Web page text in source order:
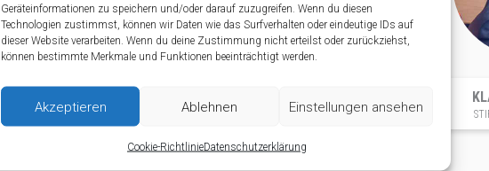
Geräteinformationen zu speichern und/oder darauf zuzugreifen. Wenn du diesen
Technologien zustimmst, können wir Daten wie das Surfverhalten oder eindeutige IDs auf
dieser Website verarbeiten. Wenn du deine Zustimmung nicht erteilst oder zurückziehst,
können bestimmte Merkmale und Funktionen beeinträchtigt werden.
Akzeptieren Ablehnen Einstellungen ansehen
Cookie-RichtlinieDatenschutzerklärung
GESCHÄFTSFÜHRER